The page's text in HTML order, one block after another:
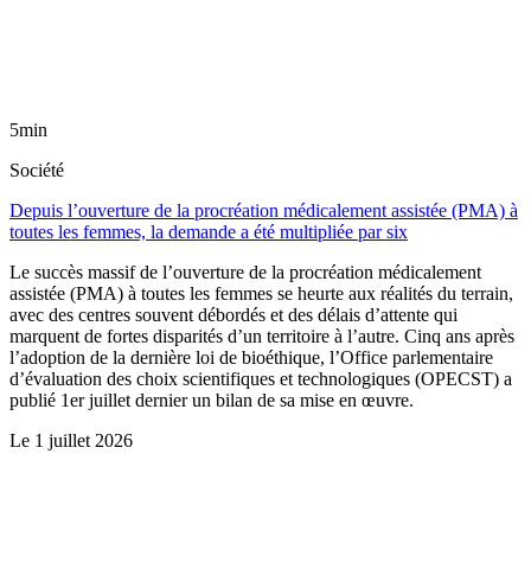
5min
Société
Depuis l’ouverture de la procréation médicalement assistée (PMA) à
toutes les femmes, la demande a été multipliée par six
Le succès massif de l’ouverture de la procréation médicalement
assistée (PMA) à toutes les femmes se heurte aux réalités du terrain,
avec des centres souvent débordés et des délais d’attente qui
marquent de fortes disparités d’un territoire à l’autre. Cinq ans après
l’adoption de la dernière loi de bioéthique, l’Office parlementaire
d’évaluation des choix scientifiques et technologiques (OPECST) a
publié 1er juillet dernier un bilan de sa mise en œuvre.
Le 1 juillet 2026